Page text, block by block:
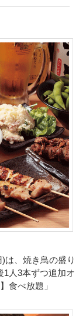
は、焼き鳥の盛り
1人3本ずつ追加オ
食べ放題」